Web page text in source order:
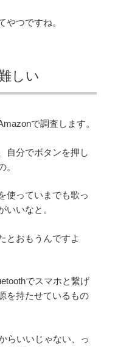
やつですね。
しい
で調査します。
自分でボタンを押し
。
使っていまでも歌っ
いいなと。
とおもうんですよ
でスマホと繋げ
を持たせているもの
らいいじゃない、っ